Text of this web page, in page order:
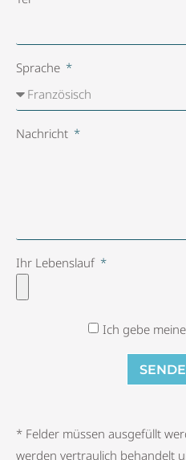
Sprache
Nachricht
Ihr Lebenslauf
Ich gebe
* Felder müssen ausgefüllt
werden vertraulich behandelt